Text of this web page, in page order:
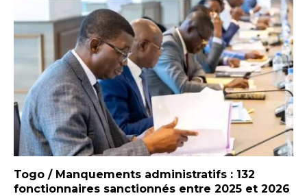
Togo / Manquements administratifs : 132
fonctionnaires sanctionnés entre 2025 et 2026